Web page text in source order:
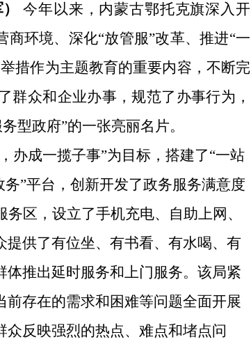
今年以来， 内蒙古鄂托克旗深入开
商环境、深化“放管服”改革、推进“一
措作为主题教育的重要内容 ， 不断完
群众和企业办事，规范了办事行为，
型政府”的一张亮丽名片。
办成一揽子事”为目标，搭建了“一站
”平台，创新开发了政务服务满意度
区，设立了手机充电、自助上网、
供了有位坐、有书看、有水喝、有
体推出延时服务和上门服务。该局紧
存在的需求和困难等问题全面开展
众反映强烈的热点、难点和堵点问